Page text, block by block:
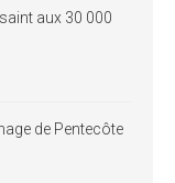
aux 30 000
de Pentecôte